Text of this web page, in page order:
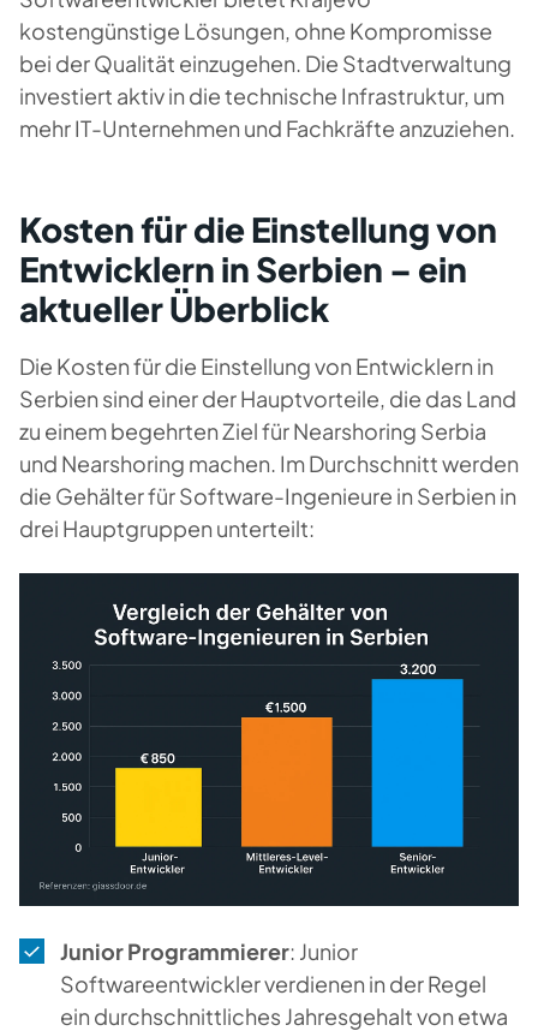
kostengünstige Lösungen, ohne Kompromisse
bei der Qualität einzugehen. Die Stadtverwaltung
investiert aktiv in die technische Infrastruktur, um
mehr IT-Unternehmen und Fachkräfte anzuziehen.
Kosten für die Einstellung von
Entwicklern in Serbien – ein
aktueller Überblick
Die Kosten für die Einstellung von Entwicklern in
Serbien sind einer der Hauptvorteile, die das Land
zu einem begehrten Ziel für Nearshoring Serbia
und Nearshoring machen. Im Durchschnitt werden
die Gehälter für Software-Ingenieure in Serbien in
drei Hauptgruppen unterteilt:
Junior Programmierer: Junior
Softwareentwickler verdienen in der Regel
ein durchschnittliches Jahresgehalt von etwa